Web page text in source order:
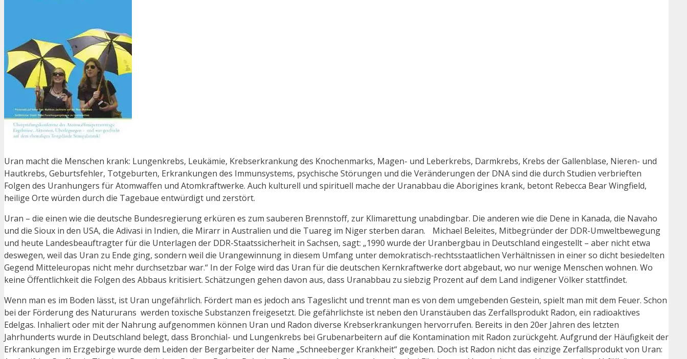
Uran macht die Menschen krank: Lungenkrebs, Leukämie, Krebserkrankung des Knochenmarks, Magen- und Leberkrebs, Darmkrebs, Krebs der Gallenblase, Nieren- und
Hautkrebs, Geburtsfehler, Totgeburten, Erkrankungen des Immunsystems, psychische Störungen und die Veränderungen der DNA sind die durch Studien verbrieften
Folgen des Uranhungers für Atomwaffen und Atomkraftwerke. Auch kulturell und spirituell mache der Uranabbau die Aborigines krank, betont Rebecca Bear Wingfield,
heilige Orte würden durch die Tagebaue entwürdigt und zerstört.
Uran – die einen wie die deutsche Bundesregierung erküren es zum sauberen Brennstoff, zur Klimarettung unabdingbar. Die anderen wie die Dene in Kanada, die Navaho
und die Sioux in den USA, die Adivasi in Indien, die Mirarr in Australien und die Tuareg im Niger sterben daran. Michael Beleites, Mitbegründer der DDR-Umweltbewegung
und heute Landesbeauftragter für die Unterlagen der DDR-Staatssicherheit in Sachsen, sagt: „1990 wurde der Uranbergbau in Deutschland eingestellt – aber nicht etwa
deswegen, weil das Uran zu Ende ging, sondern weil die Urangewinnung in diesem Umfang unter demokratisch-rechtsstaatlichen Verhältnissen in einer so dicht besiedelten
Gegend Mitteleuropas nicht mehr durchsetzbar war.“ In der Folge wird das Uran für die deutschen Kernkraftwerke dort abgebaut, wo nur wenige Menschen wohnen. Wo
keine Öffentlichkeit die Folgen des Abbaus kritisiert. Schätzungen gehen davon aus, dass Uranabbau zu siebzig Prozent auf dem Land indigener Völker stattfindet.
Wenn man es im Boden lässt, ist Uran ungefährlich. Fördert man es jedoch ans Tageslicht und trennt man es von dem umgebenden Gestein, spielt man mit dem Feuer. Schon
bei der Förderung des Natururans werden toxische Substanzen freigesetzt. Die gefährlichste ist neben den Uranstäuben das Zerfallsprodukt Radon, ein radioaktives
Edelgas. Inhaliert oder mit der Nahrung aufgenommen können Uran und Radon diverse Krebserkrankungen hervorrufen. Bereits in den 20er Jahren des letzten
Jahrhunderts wurde in Deutschland belegt, dass Bronchial- und Lungenkrebs bei Grubenarbeitern auf die Kontamination mit Radon zurückgeht. Aufgrund der Häufigkeit der
Erkrankungen im Erzgebirge wurde dem Leiden der Bergarbeiter der Name „Schneeberger Krankheit“ gegeben. Doch ist Radon nicht das einzige Zerfallsprodukt von Uran: